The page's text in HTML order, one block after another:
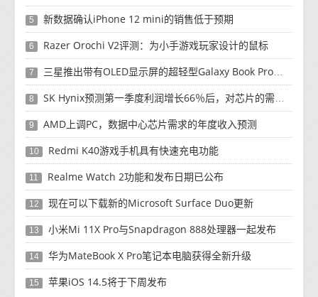
5 新数据确认iPhone 12 mini的销售低于预期
6 Razer Orochi V2评测：为小手游戏玩家设计的鼠标
7 三星推出带有OLED显示屏的超轻型Galaxy Book Pro和Galaxy Book Pro 360笔记本电脑
8 SK Hynix预测第一季度利润增长66％后，对芯片的需求将增强
9 AMD上调PC，数据中心芯片需求的年度收入预测
10 Redmi K40游戏手机具有快速充电功能
11 Realme Watch 2功能和发布日期已公布
12 现在可以下载新的Microsoft Surface Duo更新
13 小米Mi 11X Pro与Snapdragon 888处理器一起发布
14 华为MateBook X Pro笔记本电脑获得全新升级
15 苹果iOS 14.5将于下周发布